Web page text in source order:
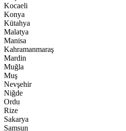
Kocaeli
Konya
Kütahya
Malatya
Manisa
Kahramanmaraş
Mardin
Muğla
Muş
Nevşehir
Niğde
Ordu
Rize
Sakarya
Samsun